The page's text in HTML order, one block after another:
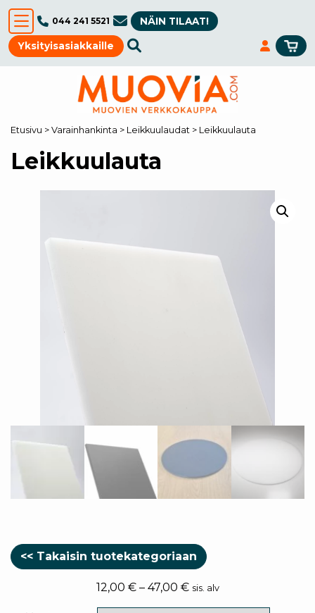
044 241 5521 NÄIN TILAAT!
Yksityisasiakkaille
Etusivu > Varainhankinta > Leikkuulaudat > Leikkuulauta
Leikkuulauta
<< Takaisin tuotekategoriaan
12,00 €– 47,00 € sis. alv